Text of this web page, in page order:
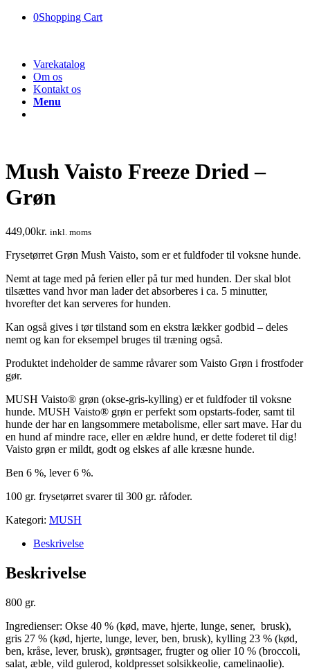
0Shopping Cart
Varekatalog
Om os
Kontakt os
Menu
Mush Vaisto Freeze Dried –
Grøn
449,00kr. inkl. moms
Frysetørret Grøn Mush Vaisto, som er et fuldfoder til voksne hunde.
Nemt at tage med på ferien eller på tur med hunden. Der skal blot
tilsættes vand hvor man lader det absorberes i ca. 5 minutter,
hvorefter det kan serveres for hunden.
Kan også gives i tør tilstand som en ekstra lækker godbid – deles
nemt og kan for eksempel bruges til træning også.
Produktet indeholder de samme råvarer som Vaisto Grøn i frostfoder
gør.
MUSH Vaisto® grøn (okse-gris-kylling) er et fuldfoder til voksne
hunde. MUSH Vaisto® grøn er perfekt som opstarts-foder, samt til
hunde der har en langsommere metabolisme, eller sart mave. Har du
en hund af mindre race, eller en ældre hund, er dette foderet til dig!
Vaisto grøn er mildt, godt og elskes af alle kræsne hunde.
Ben 6 %, lever 6 %.
100 gr. frysetørret svarer til 300 gr. råfoder.
Kategori: MUSH
Beskrivelse
Beskrivelse
800 gr.
Ingredienser: Okse 40 % (kød, mave, hjerte, lunge, sener, brusk),
gris 27 % (kød, hjerte, lunge, lever, ben, brusk), kylling 23 % (kød,
ben, kråse, lever, brusk), grøntsager, frugter og olier 10 % (broccoli,
salat, æble, vild gulerod, koldpresset solsikkeolie, camelinaolie).